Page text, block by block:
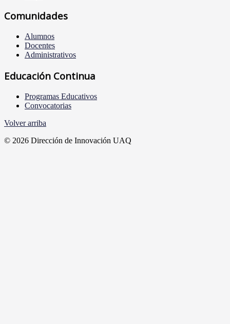
Comunidades
Alumnos
Docentes
Administrativos
Educación Continua
Programas Educativos
Convocatorias
Volver arriba
© 2026 Dirección de Innovación UAQ